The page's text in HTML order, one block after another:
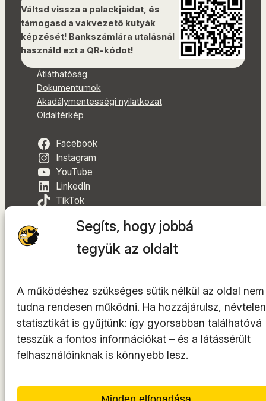
Segíts, hogy jobbá
tegyük az oldalt
A működéshez szükséges sütik nélkül az oldal nem
tudna rendesen működni. Ha hozzájárulsz, névtelen
statisztikát is gyűjtünk: így gyorsabban találhatóvá
tesszük a fontos információkat – és a látássérült
felhasználóinknak is könnyebb lesz.
Váltsd vissza a palackjaidat, és
támogasd a vakvezető kutyák
képzését! Bankszámlára utalásnál
használd ezt a QR-kódot!
Átláthatóság
Dokumentumok
Akadálymentességi nyilatkozat
Oldaltérkép
Facebook
Instagram
YouTube
LinkedIn
TikTok
© 2014-2026. Minden jog fenntartva.